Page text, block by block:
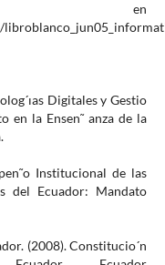
en
Digitales y Gestio
en la Ensen˜ anza de la
Institucional de las
del Ecuador: Mandato
(2008). Constitucio´n